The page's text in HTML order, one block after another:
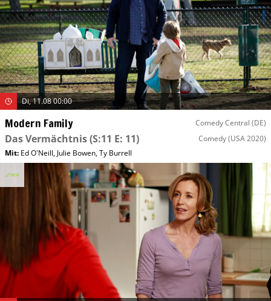
Di, 11.08 00:00
Modern Family Comedy Central (DE)
Das Vermächtnis(S:11 E: 11) Comedy(USA 2020)
Mit: Ed O'Neill, Julie Bowen,Ty Burrell